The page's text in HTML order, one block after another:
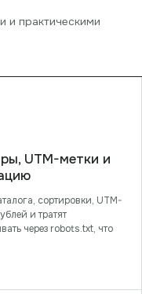
и практическими
UTM-метки и
сортировки, UTM-
и тратят
через robots.txt, что